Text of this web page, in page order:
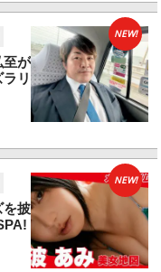
至が
リ
NEW!
を披
NEW!